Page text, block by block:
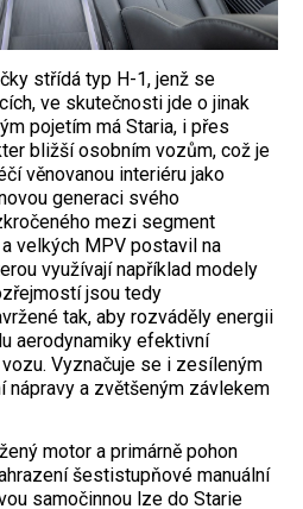
střídá typ H-1, jenž se
ve skutečnosti jde o jinak
pojetím má Staria, i přes
bližší osobním vozům, což je
věnovanou interiéru jako
generaci svého
mezi segment
velkých MPV postavil na
využívají například modely
jsou tedy
tak, aby rozváděly energii
aerodynamiky efektivní
Vyznačuje se i zesíleným
nápravy a zvětšeným závlekem
motor a primárně pohon
šestistupňové manuální
samočinnou lze do Starie